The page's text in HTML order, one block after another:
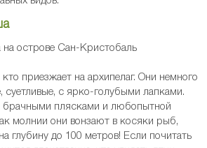
приезжает на архипелаг. Они немного
с ярко-голубыми лапками.
брачными плясками и любопытной
молнии они вонзают в косяки рыб,
глубину до 100 метров! Если почитать